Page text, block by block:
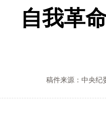
自我革
稿件来源：中央纪